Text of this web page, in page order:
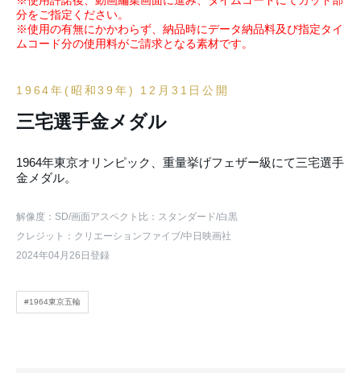
分をご指定ください。
※使用の有無にかかわらず、納品時にデータ納品料及び指定タイ
ムコード分の使用料がご請求となる素材です。
1964年(昭和39年) 12月31日公開
三宅選手金メダル
1964年東京オリンピック、重量挙げフェザー級にて三宅選手
金メダル。
解像度：SD/画面アスペクト比：スタンダード/白黒
クレジット：クリエーションファイブ/中日映画社
2024年04月26日登録
#1964東京五輪